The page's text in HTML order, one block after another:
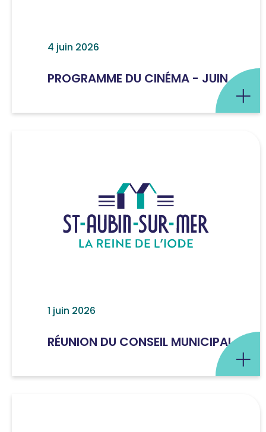
4 juin 2026
PROGRAMME DU CINÉMA - JUIN
1 juin 2026
RÉUNION DU CONSEIL MUNICIPAL